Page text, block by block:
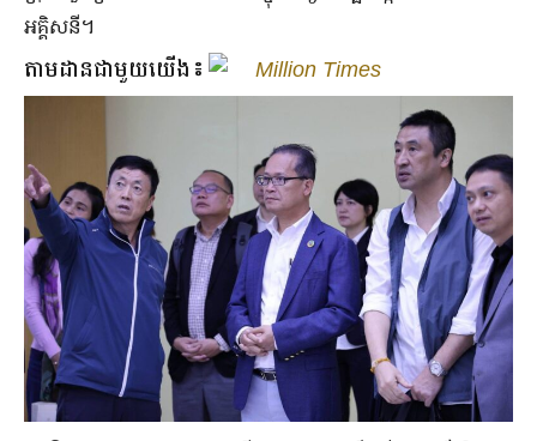
អគ្គិសនី។
តាមដានជាមួយយើង៖ Million Times